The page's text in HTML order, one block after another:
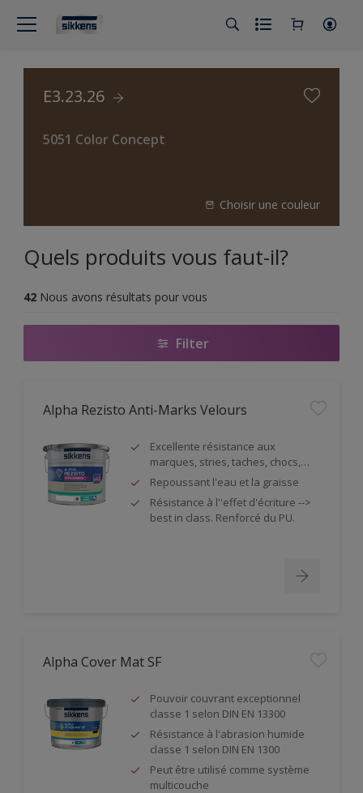
E3.23.26
5051 Color Concept
Choisir une couleur
Quels produits vous faut-il?
42 Nous avons résultats pour vous
Filter
Alpha Rezisto Anti-Marks Velours
Excellente résistance aux
marques, stries, taches, chocs,…
Repoussant l'eau et la graisse
Résistance à l''effet d'écriture -->
best in class. Renforcé du PU.
Alpha Cover Mat SF
Pouvoir couvrant exceptionnel
classe 1 selon DIN EN 13300
Résistance à l'abrasion humide
classe 1 selon DIN EN 1300
Peut être utilisé comme système
multicouche